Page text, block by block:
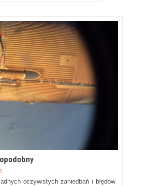
oczywistych zaniedbań i błędów